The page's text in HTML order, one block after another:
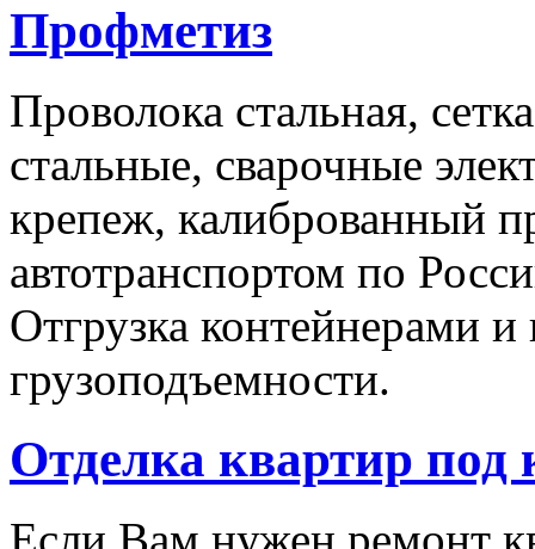
Профметиз
Проволока стальная,
стальные, сварочные
крепеж, калиброванный
автотранспортом по
Отгрузка контейнерами
грузоподъемности.
Отделка квартир под
Если Вам нужен ремонт